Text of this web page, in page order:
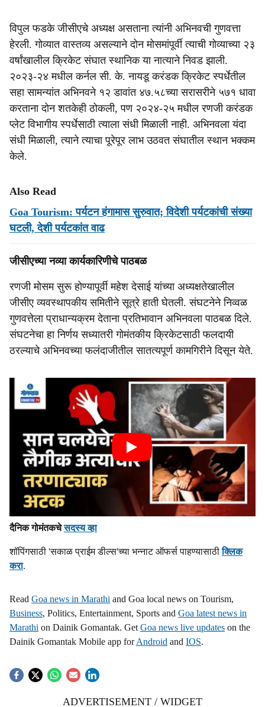
विपुल फडके जीसीएचे अध्यक्ष असताना त्यांनी अभिनवची गुणवत्ता
हेरली. गोव्यात वास्तव्य असल्याने दोन मोसमांपूर्वी त्याची गोव्याच्या २३
वर्षांखालील क्रिकेट संघात स्थानिक या नात्याने निवड झाली.
२०२३-२४ मधील कर्नल सी. के. नायडू करंडक क्रिकेट स्पर्धेतील
सहा सामन्यांत अभिनवने १२ डावांत ४७.५८च्या सरासरीने ५७१ धावा
करताना दोन शतकेही ठोकली, पण २०२४-२५ मधील रणजी करंडक
प्लेट विभागीय स्पर्धेसाठी त्याला संधी मिळाली नाही. अभिनवला यंदा
संधी मिळाली, त्याने त्याचा पूरेपूर लाभ उठवत संघातील स्थान भक्कम
केले.
Also Read
Goa Tourism: पर्यटन हंगामास सुरुवात; विदेशी पर्यटकांची संख्या
घटली, देशी पर्यटकांत वाढ
जीसीएच्या नव्या कार्यकारिणीचे पाठबळ
रणजी मोसम सुरू होण्यापूर्वी महेश देसाई यांच्या अध्यक्षतेखालील
जीसीए व्यवस्थापकीय समितीने सूत्रे हाती घेतली. संघटनेने निव्वळ
गुणवत्तेला प्राधान्यक्रम देताना प्रतिभावान अभिनवला पाठबळ दिले.
संघटनेचा हा निर्णय सध्यातरी गोमंतकीय क्रिकेटसाठी फलदायी
ठरल्याचे अभिनवच्या फलंदाजीतील सातत्यपूर्ण कामगिरीने दिसून येते.
दैनिक गोमंतकचेसदस्य व्हा
शॉपिंगसाठी 'सकाळ प्राईम डील्स'च्या भन्नाट ऑफर्स पाहण्यासाठीक्लिक
करा.
Read Goa news in Marathi and Goa local news on Tourism,
Business, Politics, Entertainment, Sports and Goa latest news in
Marathi on Dainik Gomantak. Get Goa news live updates on the
Dainik Gomantak Mobile app forAndroid and IOS.
ADVERTISEMENT / WIDGET